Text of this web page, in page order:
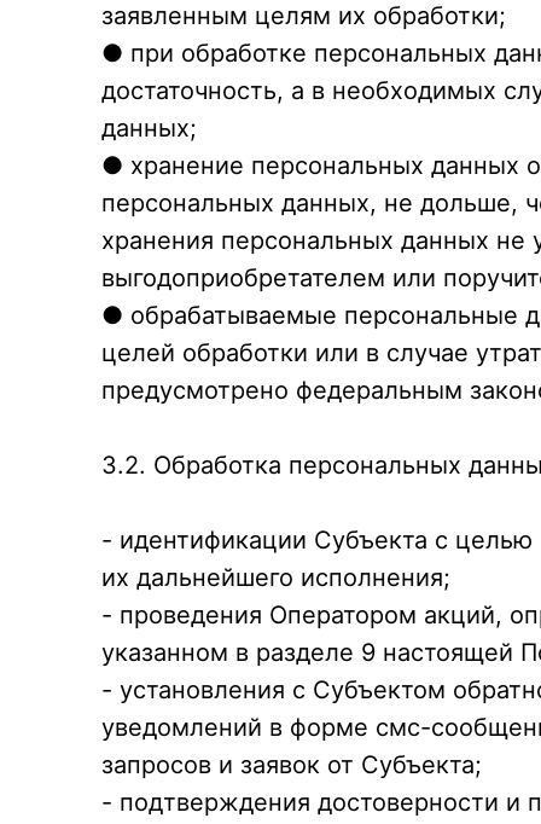
заявленным целям их обработки;
● при обработке персональных
достаточность, а в необходимых
данных;
● хранение персональных данных
персональных данных, не дольше,
хранения персональных данных не
выгодоприобретателем или
● обрабатываемые персональные
целей обработки или в случае
предусмотрено федеральным
3.2. Обработка персональных
- идентификации Субъекта с
их дальнейшего исполнения;
- проведения Оператором акций,
указанном в разделе 9 настоящей
- установления с Субъектом
уведомлений в форме смс-
запросов и заявок от Субъекта;
- подтверждения достоверности и